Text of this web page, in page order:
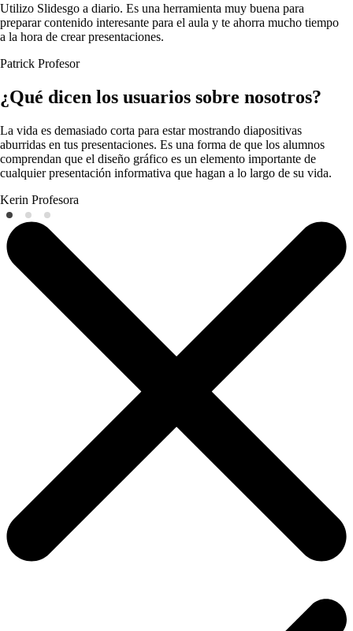
Utilizo Slidesgo a diario. Es una herramienta muy buena para
preparar contenido interesante para el aula y te ahorra mucho tiempo
a la hora de crear presentaciones.
Patrick Profesor
¿Qué dicen los usuarios sobre nosotros?
La vida es demasiado corta para estar mostrando diapositivas
aburridas en tus presentaciones. Es una forma de que los alumnos
comprendan que el diseño gráfico es un elemento importante de
cualquier presentación informativa que hagan a lo largo de su vida.
Kerin Profesora